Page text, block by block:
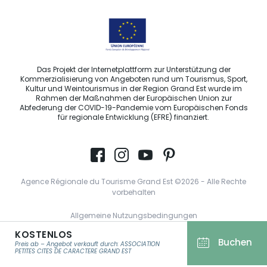
KOSTENLOS
Preis ab – Angebot verkauft durch: ASSOCIATION
PETITES CITES DE CARACTERE GRAND EST
Buchen
Das Projekt der Internetplattform zur Unterstützung der
Kommerzialisierung von Angeboten rund um Tourismus, Sport,
Kultur und Weintourismus in der Region Grand Est wurde im
Rahmen der Maßnahmen der Europäischen Union zur
Abfederung der COVID-19-Pandemie vom Europäischen Fonds
für regionale Entwicklung (EFRE) finanziert.
Agence Régionale du Tourisme Grand Est ©2026 - Alle Rechte
vorbehalten
Allgemeine Nutzungsbedingungen
Impressum und rechtliche Hinweise
Datenschutzbestimmungen